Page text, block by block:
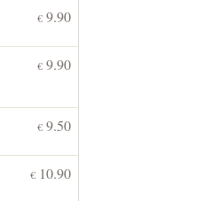
€ 9.90
€ 9.90
€ 9.50
€ 10.90